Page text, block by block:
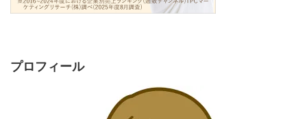
プロフィール